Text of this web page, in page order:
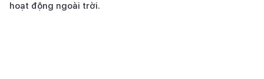
hoạt động ngoài trời.